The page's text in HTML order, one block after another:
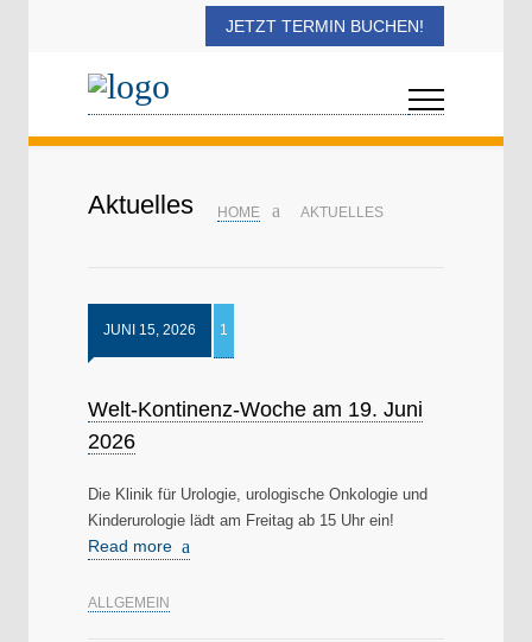
JETZT TERMIN BUCHEN!
Aktuelles HOME AKTUELLES
JUNI 15, 2026 1
Welt-Kontinenz-Woche am 19. Juni
2026
Die Klinik für Urologie, urologische Onkologie und
Kinderurologie lädt am Freitag ab 15 Uhr ein!
Read more
ALLGEMEIN